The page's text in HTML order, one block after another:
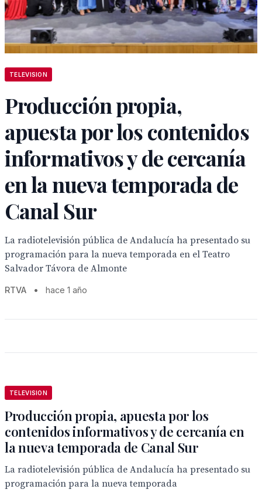
TELEVISION
Producción propia,
apuesta por los contenidos
informativos y de cercanía
en la nueva temporada de
Canal Sur
La radiotelevisión pública de Andalucía ha presentado su
programación para la nueva temporada en el Teatro
Salvador Távora de Almonte
RTVA • hace 1 año
TELEVISION
Producción propia, apuesta por los
contenidos informativos y de cercanía en
la nueva temporada de Canal Sur
La radiotelevisión pública de Andalucía ha presentado su
programación para la nueva temporada